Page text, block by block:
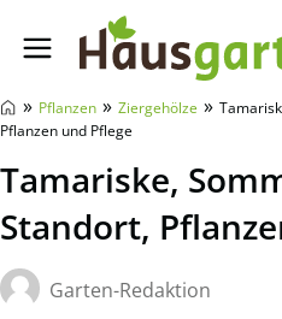
Hausgarten.net
» Pflanzen » Ziergehölze »
Pflanzen und Pflege
Tamariske,
Standort,
Garten-Redaktion